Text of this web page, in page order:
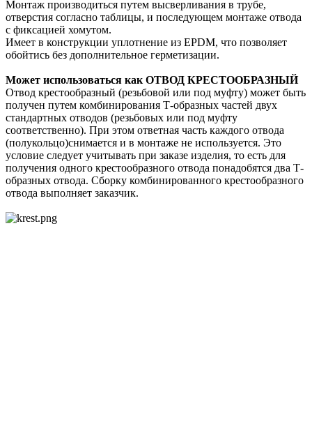
Монтаж производиться путем высверливания в трубе,
отверстия согласно таблицы, и последующем монтаже отвода
с фиксацией хомутом.
Имеет в конструкции уплотнение из EPDM, что позволяет
обойтись без дополнительное герметизации.
Может использоваться как ОТВОД КРЕСТООБРАЗНЫЙ
Отвод крестообразный (резьбовой или под муфту) может быть
получен путем комбинирования Т-образных частей двух
стандартных отводов (резьбовых или под муфту
соответственно). При этом ответная часть каждого отвода
(полукольцо)снимается и в монтаже не используется. Это
условие следует учитывать при заказе изделия, то есть для
получения одного крестообразного отвода понадобятся два Т-
образных отвода. Сборку комбинированного крестообразного
отвода выполняет заказчик.